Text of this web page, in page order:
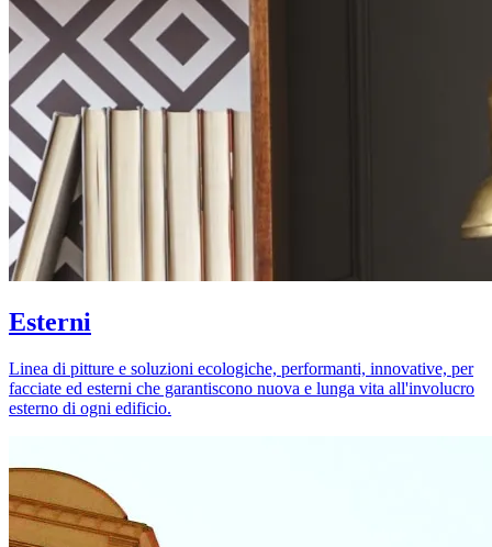
Esterni
Linea di pitture e soluzioni ecologiche, performanti, innovative, per
facciate ed esterni che garantiscono nuova e lunga vita all'involucro
esterno di ogni edificio.